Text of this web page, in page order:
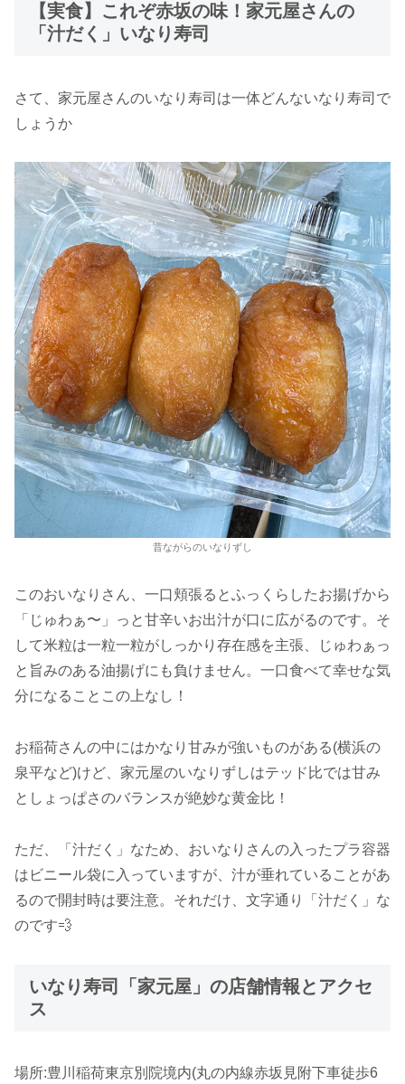
【実食】これぞ赤坂の味！家元屋さんの
「汁だく」いなり寿司
さて、家元屋さんのいなり寿司は一体どんないなり寿司で
しょうか
昔ながらのいなりずし
このおいなりさん、一口頬張るとふっくらしたお揚げから
「じゅわぁ〜」っと甘辛いお出汁が口に広がるのです。そ
して米粒は一粒一粒がしっかり存在感を主張、じゅわぁっ
と旨みのある油揚げにも負けません。一口食べて幸せな気
分になることこの上なし！
お稲荷さんの中にはかなり甘みが強いものがある(横浜の
泉平など)けど、家元屋のいなりずしはテッド比では甘み
としょっぱさのバランスが絶妙な黄金比！
ただ、「汁だく」なため、おいなりさんの入ったプラ容器
はビニール袋に入っていますが、汁が垂れていることがあ
るので開封時は要注意。それだけ、文字通り「汁だく」な
のです💨
いなり寿司「家元屋」の店舗情報とアクセ
ス
場所:豊川稲荷東京別院境内(丸の内線赤坂見附下車徒歩6